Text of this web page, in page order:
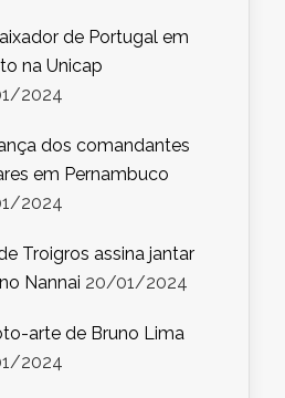
de Portugal em
na Unicap
2024
dos comandantes
em Pernambuco
2024
Troigros assina jantar
Nannai 20/01/2024
arte de Bruno Lima
2024